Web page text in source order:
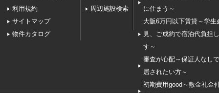
利用規約
サイトマップ
物件カタログ
周辺施設検索
に住まう～
大阪6万円以下賃貸～学生
見、ご成約で宿泊代負担
す～
審査が心配～保証人なし
居されたい方～
初期費用good～敷金礼金